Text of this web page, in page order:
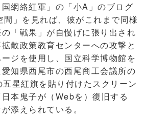
網絡紅軍」の「小A」のブログ
」を見れば、彼がこれまで同様
「戦果」が自慢げに張り出され
散政策教育センターへの攻撃と
ジを使用し、国立科学博物館を
知県西尾市の西尾商工会議所の
星紅旗を貼り付けたスクリーン
本鬼子が（Webを）復旧する
添えられている。